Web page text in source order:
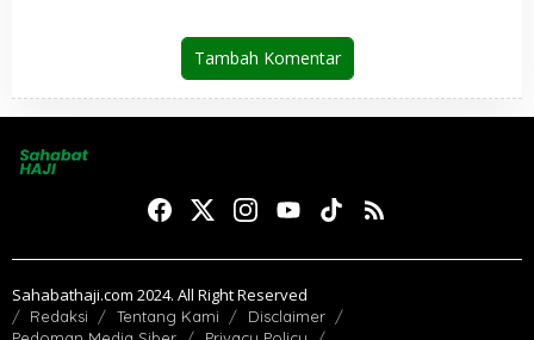
Tambah Komentar
Sahabathaji.com 2024. All Right Reserved
Redaksi Tentang Kami
Disclaimer